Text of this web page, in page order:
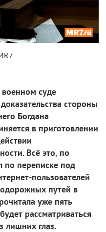
суде
стороны
Богдана
в приготовлении
Всё это, по
по переписке под
пользователей
путей в
уже пять
рассматриваться
лишних глаз.